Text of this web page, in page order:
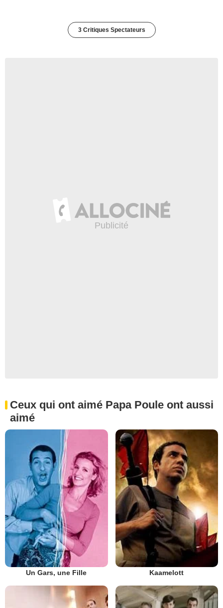
3 Critiques Spectateurs
Ceux qui ont aimé Papa Poule ont aussi
aimé
Un Gars, une Fille Kaamelott